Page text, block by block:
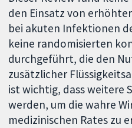
den Einsatz von
bei akuten Infektionen
keine randomisierten
durchgeführt, die den
zusätzlicher
ist wichtig, dass weitere
werden, um die wahre
medizinischen Rates zu